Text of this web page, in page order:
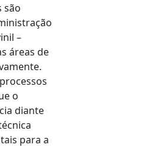
são
–
áreas de
o
diante
para a